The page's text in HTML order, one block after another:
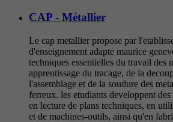
CAP - Métallier
Le cap metallier propose par
d'enseignement adapte maurice
techniques essentielles du travail des
apprentissage du tracage, de la
l'assemblage et de la soudure des
ferreux. les etudiants developpent
en lecture de plans techniques, en
et de machines-outils, ainsi qu'en